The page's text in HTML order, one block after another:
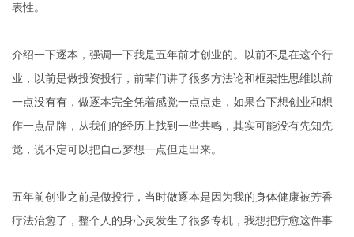
表性。
介绍一下逐本，强调一下我是五年前才创业的。以前不是在这个行
业，以前是做投资投行，前辈们讲了很多方法论和框架性思维以前
一点没有有，做逐本完全凭着感觉一点点走，如果台下想创业和想
作一点品牌，从我们的经历上找到一些共鸣，其实可能没有先知先
觉，说不定可以把自己梦想一点但走出来。
五年前创业之前是做投行，当时做逐本是因为我的身体健康被芳香
疗法治愈了，整个人的身心灵发生了很多专机，我想把疗愈这件事